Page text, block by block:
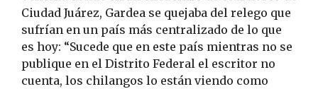
Ciudad Juárez, Gardea se quejaba del relego que
sufrían en un país más centralizado de lo que
es hoy: “Sucede que en este país mientras no se
publique en el Distrito Federal el escritor no
cuenta, los chilangos lo están viendo como